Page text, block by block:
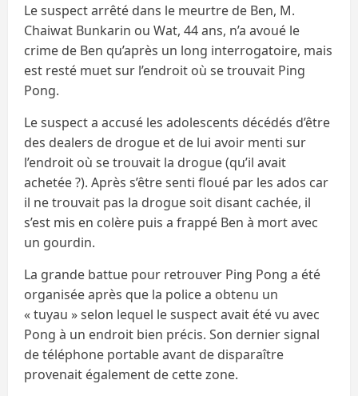
Le suspect arrêté dans le meurtre de Ben, M.
Chaiwat Bunkarin ou Wat, 44 ans, n’a avoué le
crime de Ben qu’après un long interrogatoire, mais
est resté muet sur l’endroit où se trouvait Ping
Pong.
Le suspect a accusé les adolescents décédés d’être
des dealers de drogue et de lui avoir menti sur
l’endroit où se trouvait la drogue (qu’il avait
achetée ?). Après s’être senti floué par les ados car
il ne trouvait pas la drogue soit disant cachée, il
s’est mis en colère puis a frappé Ben à mort avec
un gourdin.
La grande battue pour retrouver Ping Pong a été
organisée après que la police a obtenu un
« tuyau » selon lequel le suspect avait été vu avec
Pong à un endroit bien précis. Son dernier signal
de téléphone portable avant de disparaître
provenait également de cette zone.